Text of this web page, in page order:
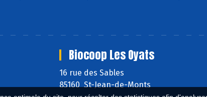
Biocoop Les Oyats
16 rue des Sables
85160 St-Jean-de-Monts